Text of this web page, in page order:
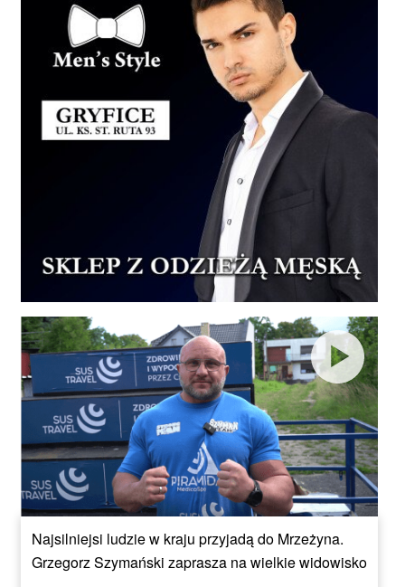
Najsilniejsi ludzie w kraju przyjadą do Mrzeżyna.
Grzegorz Szymański zaprasza na wielkie widowisko